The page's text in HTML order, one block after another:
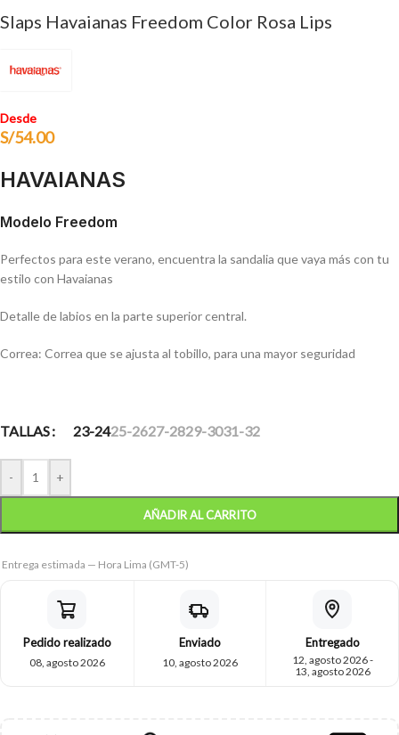
Slaps Havaianas Freedom Color Rosa Lips
Desde
S/54.00
HAVAIANAS
Modelo Freedom
Perfectos para este verano, encuentra la sandalia que vaya más con tu
estilo con Havaianas
Detalle de labios en la parte superior central.
Correa: Correa que se ajusta al tobillo, para una mayor seguridad
TALLAS 23-2425-2627-2829-3031-32
- +
AÑADIR AL CARRITO
Entrega estimada — Hora Lima (GMT-5)
Pedido realizado
08, agosto 2026
Enviado
10, agosto 2026
Entregado
12, agosto 2026 -
13, agosto 2026